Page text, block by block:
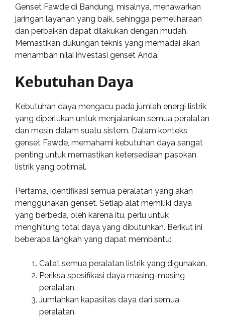
Genset Fawde di Bandung, misalnya, menawarkan
jaringan layanan yang baik, sehingga pemeliharaan
dan perbaikan dapat dilakukan dengan mudah.
Memastikan dukungan teknis yang memadai akan
menambah nilai investasi genset Anda.
Kebutuhan Daya
Kebutuhan daya mengacu pada jumlah energi listrik
yang diperlukan untuk menjalankan semua peralatan
dan mesin dalam suatu sistem. Dalam konteks
genset Fawde, memahami kebutuhan daya sangat
penting untuk memastikan ketersediaan pasokan
listrik yang optimal.
Pertama, identifikasi semua peralatan yang akan
menggunakan genset. Setiap alat memiliki daya
yang berbeda, oleh karena itu, perlu untuk
menghitung total daya yang dibutuhkan. Berikut ini
beberapa langkah yang dapat membantu:
Catat semua peralatan listrik yang digunakan.
Periksa spesifikasi daya masing-masing
peralatan.
Jumlahkan kapasitas daya dari semua
peralatan.